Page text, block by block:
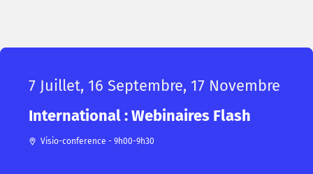
7 Juillet, 16 Septembre, 17 Novembre
International : Webinaires Flash
Visio-conference - 9h00-9h30